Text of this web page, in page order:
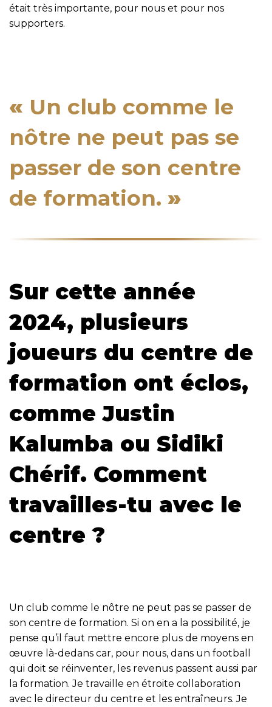
était très importante, pour nous et pour nos
supporters.
« Un club comme le
nôtre ne peut pas se
passer de son centre
de formation. »
Sur cette année
2024, plusieurs
joueurs du centre de
formation ont éclos,
comme Justin
Kalumba ou Sidiki
Chérif. Comment
travailles-tu avec le
centre ?
Un club comme le nôtre ne peut pas se passer de
son centre de formation. Si on en a la possibilité, je
pense qu’il faut mettre encore plus de moyens en
œuvre là-dedans car, pour nous, dans un football
qui doit se réinventer, les revenus passent aussi par
la formation. Je travaille en étroite collaboration
avec le directeur du centre et les entraîneurs. Je